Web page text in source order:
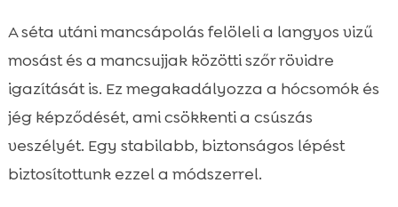
A séta utáni mancsápolás felöleli a langyos vizű
mosást és a mancsujjak közötti szőr rövidre
igazítását is. Ez megakadályozza a hócsomók és
jég képződését, ami csökkenti a csúszás
veszélyét. Egy stabilabb, biztonságos lépést
biztosítottunk ezzel a módszerrel.